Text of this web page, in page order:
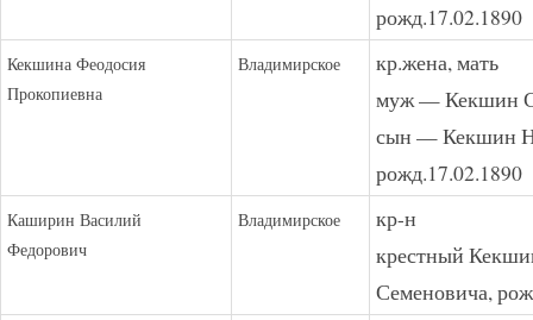
рожд.17.02.1890
Кекшина Феодосия
Прокопиевна
Владимирское
кр.жена, мать
муж — Кекшин
сын — Кекшин
рожд.17.02.1890
Каширин Василий
Федорович
Владимирское
кр-н
крестный
Семеновича,